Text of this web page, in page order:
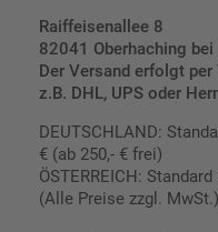
Raiffeisenallee 8
82041 Oberhaching bei
Der Versand erfolgt
z.B. DHL, UPS oder
DEUTSCHLAND:
€ (ab 250,- € frei)
ÖSTERREICH:
(Alle Preise zzgl. MwSt.)